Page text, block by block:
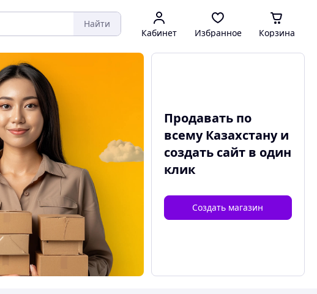
Найти
Кабинет Избранное Корзина
Продавать по
всему Казахстану и
создать сайтв один
клик
Создать магазин